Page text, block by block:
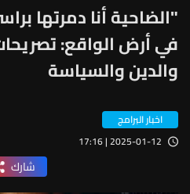
"الضاحية أنا دمرتها
في أرض الواقع:
والدين والسياسة
اخبار البرامج
2025-01-12 | 17:16
شارك